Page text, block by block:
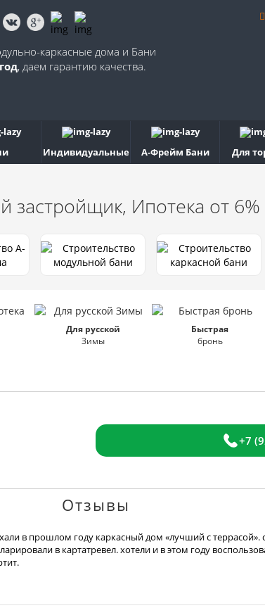
каркасные дома и Бани
, даем гарантию качества.
Индивидуальные А-Фрейм Бани Для
застройщик, Ипотека от 6%
Для русской
Зимы
Быстрая
бронь
+7
Отзывы
в прошлом году каркасный дом «лучший с террасой».
в картатревел. хотели и в этом году